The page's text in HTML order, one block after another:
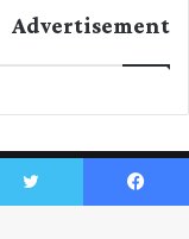
Advertisement
Facebook
Twitter